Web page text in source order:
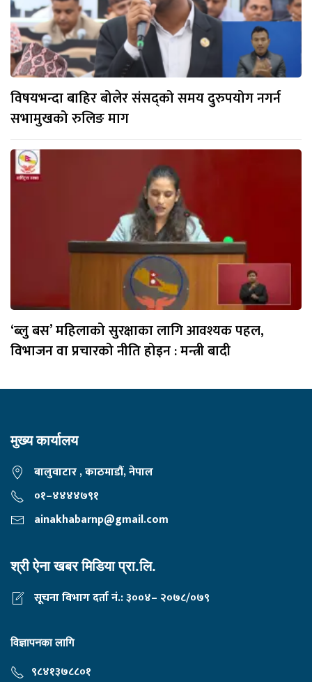
विषयभन्दा बाहिर बोलेर संसद्को समय दुरुपयोग नगर्न
सभामुखको रुलिङ माग
‘ब्लु बस’ महिलाको सुरक्षाका लागि आवश्यक पहल,
विभाजन वा प्रचारको नीति होइन : मन्त्री बादी
मुख्य कार्यालय
बालुवाटार , काठमाडौं, नेपाल
०१–४४४४७९१
ainakhabarnp@gmail.com
श्री ऐना खबर मिडिया प्रा.लि.
सूचना विभाग दर्ता नं.: ३००४– २०७८/०७९
विज्ञापनका लागि
९८४१३७८८०१